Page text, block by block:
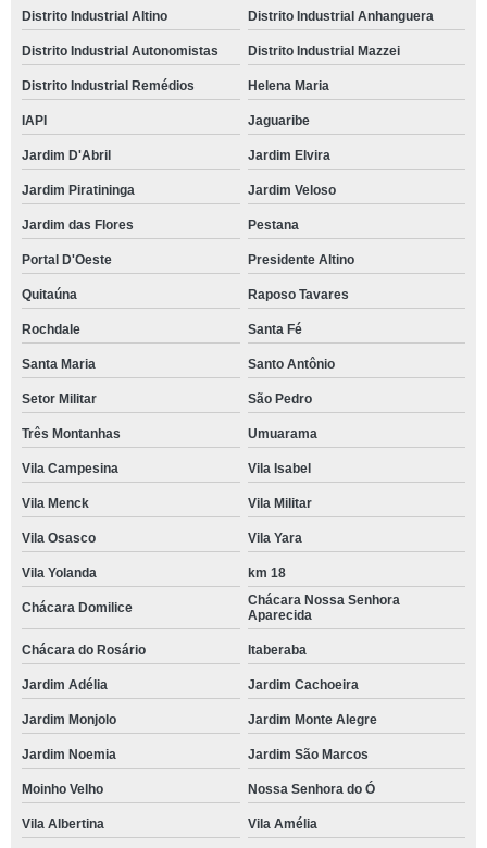
Distrito Industrial Altino Distrito Industrial Anhanguera
Distrito Industrial Autonomistas Distrito Industrial Mazzei
Distrito Industrial Remédios Helena Maria
IAPI Jaguaribe
Jardim D'Abril Jardim Elvira
Jardim Piratininga Jardim Veloso
Jardim das Flores Pestana
Portal D'Oeste Presidente Altino
Quitaúna Raposo Tavares
Rochdale Santa Fé
Santa Maria Santo Antônio
Setor Militar São Pedro
Três Montanhas Umuarama
Vila Campesina Vila Isabel
Vila Menck Vila Militar
Vila Osasco Vila Yara
Vila Yolanda km 18
Chácara Domilice
Chácara Nossa Senhora
Aparecida
Chácara do Rosário Itaberaba
Jardim Adélia Jardim Cachoeira
Jardim Monjolo Jardim Monte Alegre
Jardim Noemia Jardim São Marcos
Moinho Velho Nossa Senhora do Ó
Vila Albertina Vila Amélia